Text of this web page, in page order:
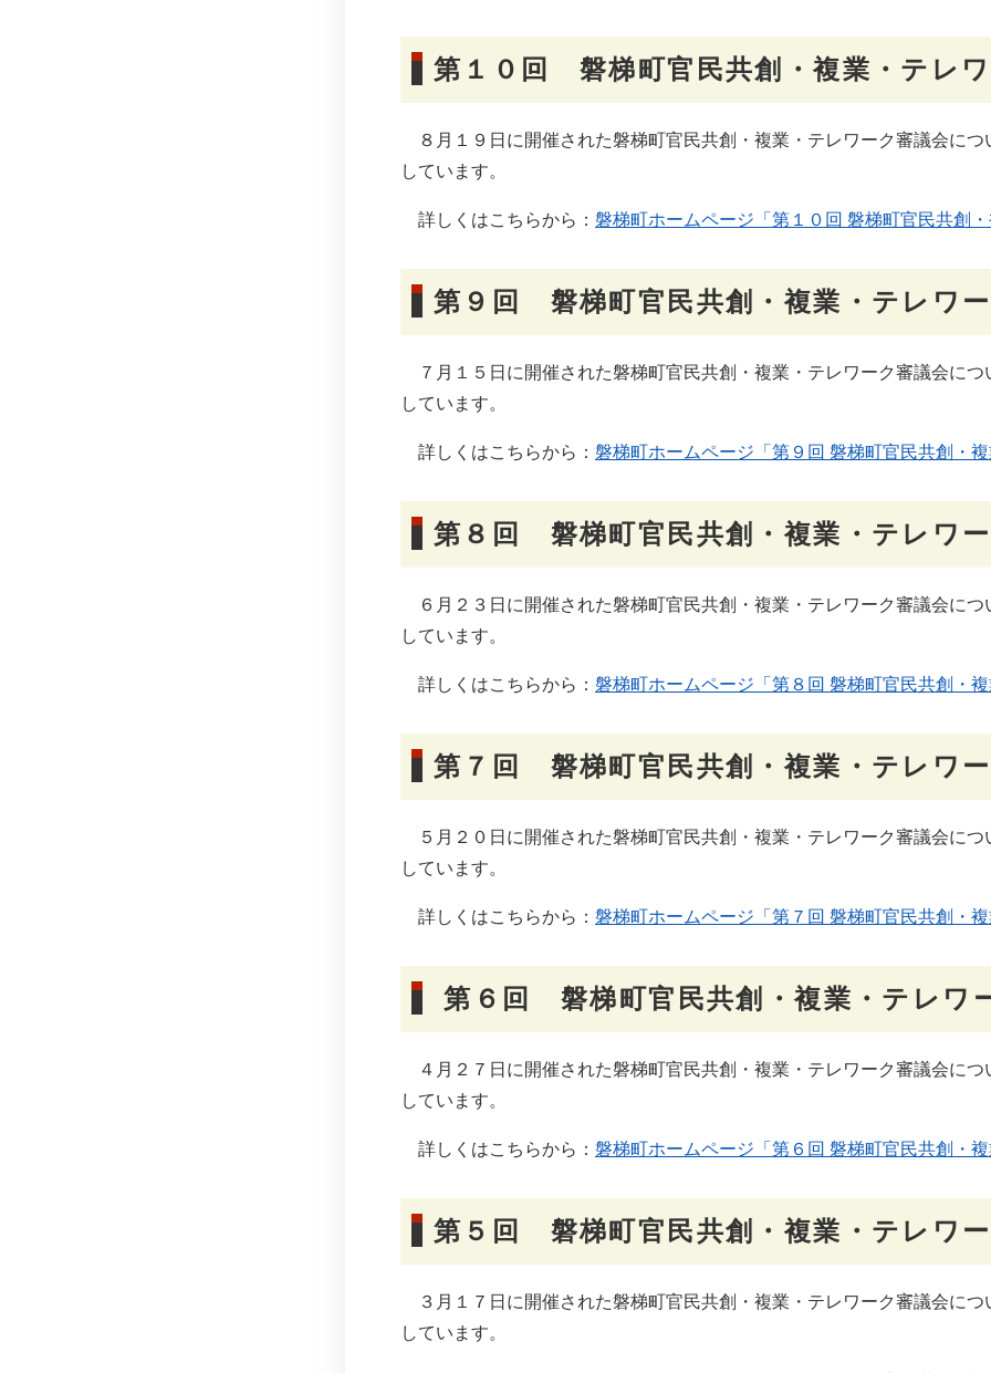
第１０回 磐梯町官民共創・複業・テレ
８月１９日に開催された磐梯町官民共創・複業・テレワーク審議会に
しています。
詳しくはこちらから： 磐梯町ホームページ「第１０回 磐梯町官民共創
第９回 磐梯町官民共創・複業・テレワ
７月１５日に開催された磐梯町官民共創・複業・テレワーク審議会に
しています。
詳しくはこちらから： 磐梯町ホームページ「第９回 磐梯町官民共創・
第８回 磐梯町官民共創・複業・テレワ
６月２３日に開催された磐梯町官民共創・複業・テレワーク審議会に
しています。
詳しくはこちらから： 磐梯町ホームページ「第８回 磐梯町官民共創・
第７回 磐梯町官民共創・複業・テレワ
５月２０日に開催された磐梯町官民共創・複業・テレワーク審議会に
しています。
詳しくはこちらから： 磐梯町ホームページ「第７回 磐梯町官民共創・
第６回 磐梯町官民共創・複業・テレワ
４月２７日に開催された磐梯町官民共創・複業・テレワーク審議会に
しています。
詳しくはこちらから： 磐梯町ホームページ「第６回 磐梯町官民共創・
第５回 磐梯町官民共創・複業・テレワ
３月１７日に開催された磐梯町官民共創・複業・テレワーク審議会に
しています。